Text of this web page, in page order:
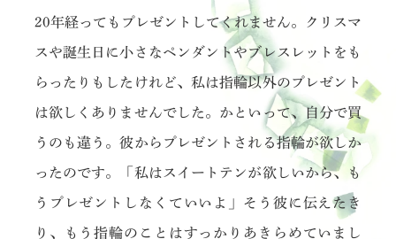
20年経ってもプレゼントしてくれません。クリスマ
スや誕生日に小さなペンダントやブレスレットをも
らったりもしたけれど、私は指輪以外のプレゼント
は欲しくありませんでした。かといって、自分で買
うのも違う。彼からプレゼントされる指輪が欲しか
ったのです。「私はスイートテンが欲しいから、も
うプレゼントしなくていいよ」そう彼に伝えたき
り、もう指輪のことはすっかりあきらめていまし